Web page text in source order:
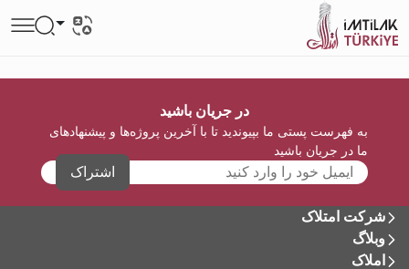
در جریان باشید
به فهرست پستی ما بپیوندید تا با آخرین پروژه‌ها و پیشنهادهای
ما در جریان باشید
اشتراک
شرکت امتلاک
وبلاگ
املاک